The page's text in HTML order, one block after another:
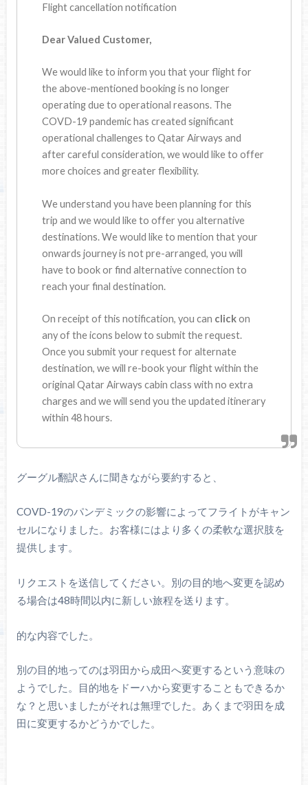
Flight cancellation notification
Dear Valued Customer,
We would like to inform you that your flight for
the above-mentioned booking is no longer
operating due to operational reasons. The
COVD-19 pandemic has created significant
operational challenges to Qatar Airways and
after careful consideration, we would like to offer
more choices and greater flexibility.
We understand you have been planning for this
trip and we would like to offer you alternative
destinations. We would like to mention that your
onwards journey is not pre-arranged, you will
have to book or find alternative connection to
reach your final destination.
On receipt of this notification, you can clickon
any of the icons below to submit the request.
Once you submit your request for alternate
destination, we will re-book your flight within the
original Qatar Airways cabin class with no extra
charges and we will send you the updated itinerary
within 48 hours.
グーグル翻訳さんに聞きながら要約すると、
COVD-19のパンデミックの影響によってフライトがキャン
セルになりました。お客様にはより多くの柔軟な選択肢を
提供します。
リクエストを送信してください。別の目的地へ変更を認め
る場合は48時間以内に新しい旅程を送ります。
的な内容でした。
別の目的地ってのは羽田から成田へ変更するという意味の
ようでした。目的地をドーハから変更することもできるか
な？と思いましたがそれは無理でした。あくまで羽田を成
田に変更するかどうかでした。